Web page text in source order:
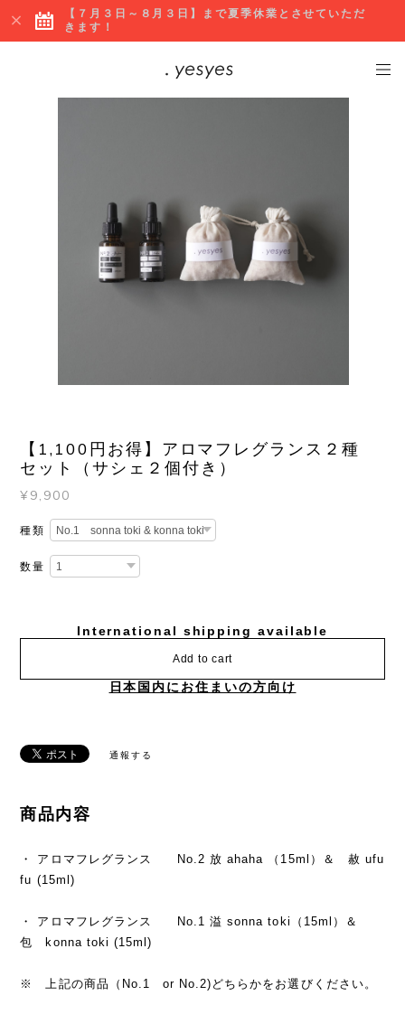
【７月３日～８月３日】まで夏季休業とさせていただ
きます！
【1,100円お得】アロマフレグランス２種
セット（サシェ２個付き）
¥9,900
種類
数量
International shipping available
Add to cart
日本国内にお住まいの方向け
通報する
商品内容
・ アロマフレグランス No.2 放 ahaha （15ml）＆ 赦 ufu
fu (15ml)
・ アロマフレグランス No.1 溢 sonna toki（15ml）＆
包 konna toki (15ml)
※ 上記の商品（No.1 or No.2)どちらかをお選びください。